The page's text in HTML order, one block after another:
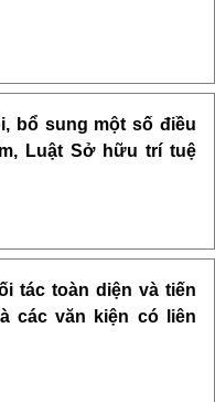
bổ sung một số điều
Luật Sở hữu trí tuệ
tác toàn diện và tiến
các văn kiện có liên